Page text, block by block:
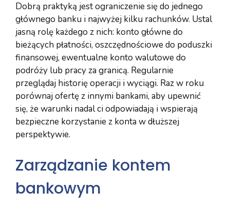
Dobrą praktyką jest ograniczenie się do jednego
głównego banku i najwyżej kilku rachunków. Ustal
jasną rolę każdego z nich: konto główne do
bieżących płatności, oszczędnościowe do poduszki
finansowej, ewentualne konto walutowe do
podróży lub pracy za granicą. Regularnie
przeglądaj historię operacji i wyciągi. Raz w roku
porównaj ofertę z innymi bankami, aby upewnić
się, że warunki nadal ci odpowiadają i wspierają
bezpieczne korzystanie z konta w dłuższej
perspektywie.
Zarządzanie kontem
bankowym